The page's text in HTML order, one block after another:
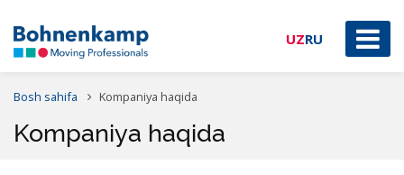
UZRU
Bosh sahifa Kompaniya haqida
Kompaniya haqida